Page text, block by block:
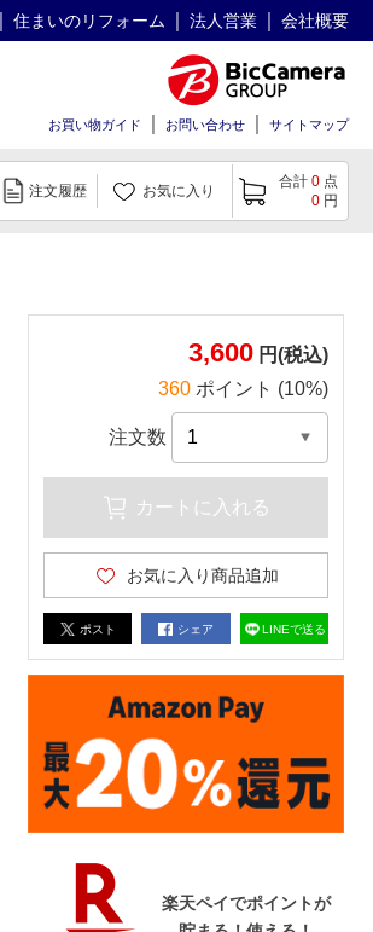
住まいのリフォーム 法人営業 会社概要
お買い物ガイド お問い合わせ サイトマップ
注文履歴 お気に入り
合計 0 点
0 円
3,600 円(税込)
360 ポイント (10%)
注文数
カートに入れる
お気に入り商品追加
ポスト シェア LINEで送る